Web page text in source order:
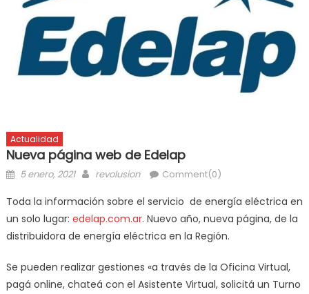
Actualidad
Nueva página web de Edelap
5 enero, 2021 revolusion Comment(0)
Toda la información sobre el servicio de energía eléctrica en
un solo lugar: edelap.com.ar. Nuevo año, nueva página, de la
distribuidora de energía eléctrica en la Región.
Se pueden realizar gestiones «a través de la Oficina Virtual,
pagá online, chateá con el Asistente Virtual, solicitá un Turno